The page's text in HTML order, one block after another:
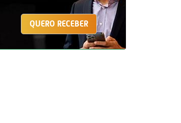
QUERO RECEBER